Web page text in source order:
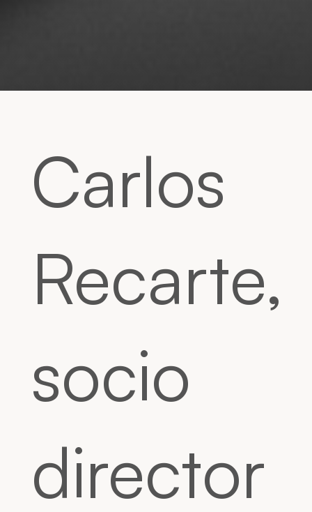
Carlos
Recarte,
socio
director